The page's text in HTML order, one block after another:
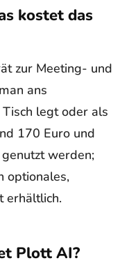
kostet das
zur Meeting- und
ans
legt oder als
170 Euro und
werden;
optionales,
erhältlich.
Plott AI?